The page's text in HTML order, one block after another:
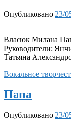
Опубликовано 23/
Власюк Милана
Руководители:
Татьяна
Вокальное
Папа
Опубликовано 23/